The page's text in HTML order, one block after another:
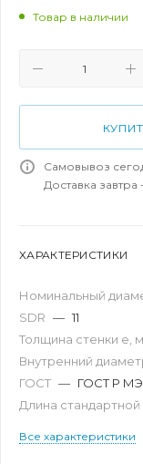
Товар в наличии
Самовывоз
Доставка завтра
ХАРАКТЕРИСТИКИ
Номинальный
SDR — 11
Толщина стенки e,
Внутренний
ГОСТ — ГОСТ Р
Длина
Все характеристики